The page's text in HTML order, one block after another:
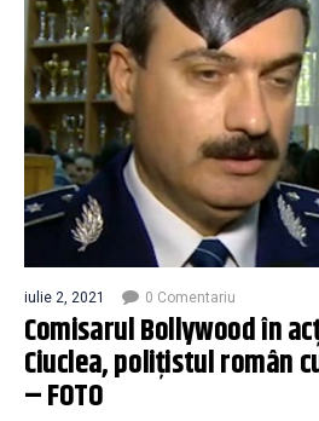
iulie 2, 2021 0 Comentariu
Comisarul Bollywood în
Ciuclea, poliţistul român
– FOTO